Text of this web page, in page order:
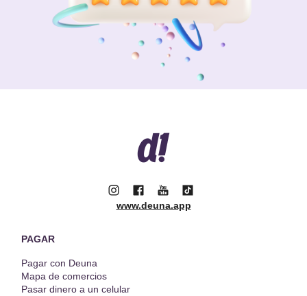
www.deuna.app
PAGAR
Pagar con Deuna
Mapa de comercios
Pasar dinero a un celular